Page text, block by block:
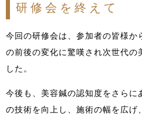
研修会を終えて
今回の研修会は、参加者の皆様か
の前後の変化に驚嘆され次世代の
した。
今後も、美容鍼の認知度をさら
の技術を向上し、施術の幅を広げ